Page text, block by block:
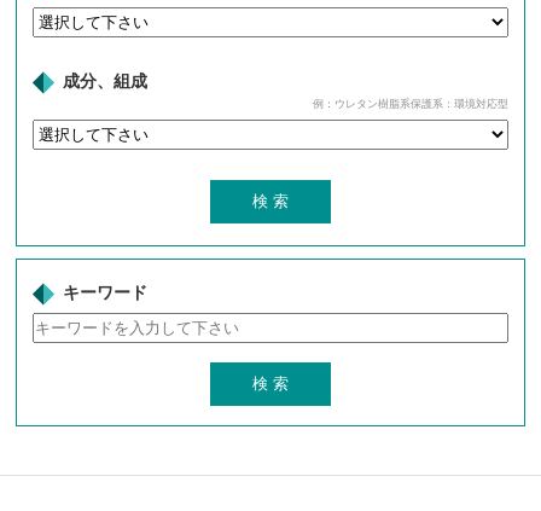
成分、組成
例：ウレタン樹脂系保護系：環境対応型
キーワード